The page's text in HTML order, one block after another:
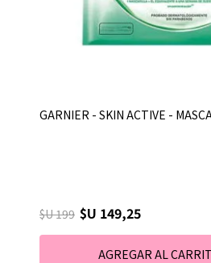
GARNIER - SKIN ACTIVE -
$U 199 $U 149,25